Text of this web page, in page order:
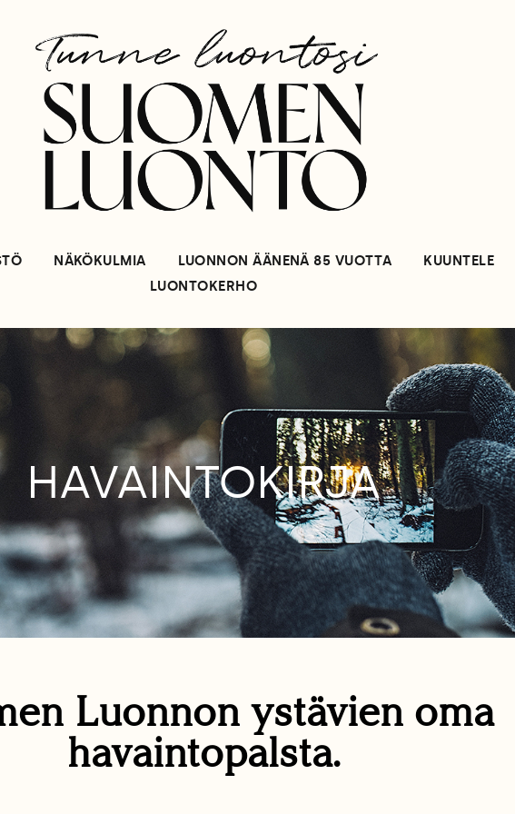
NÄKÖKULMIA LUONNON ÄÄNENÄ 85 VUOTTA KUUNTELE
LUONTOKERHO
HAVAINTOKIRJA
Luonnon ystävien oma
havaintopalsta.